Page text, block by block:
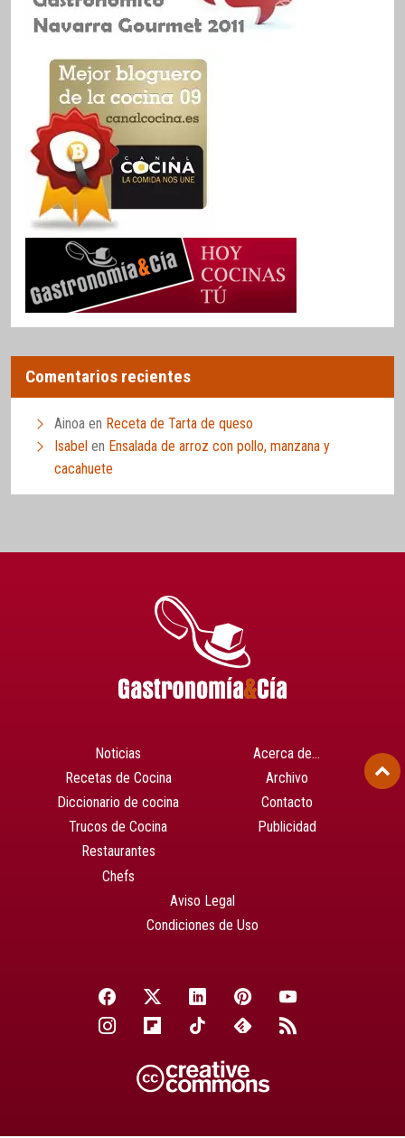
Comentarios recientes
Ainoa en Receta de Tarta de queso
Isabel en Ensalada de arroz con pollo, manzana y
cacahuete
Noticias
Recetas de Cocina
Diccionario de cocina
Trucos de Cocina
Restaurantes
Chefs
Acerca de…
Archivo
Contacto
Publicidad
Aviso Legal
Condiciones de Uso